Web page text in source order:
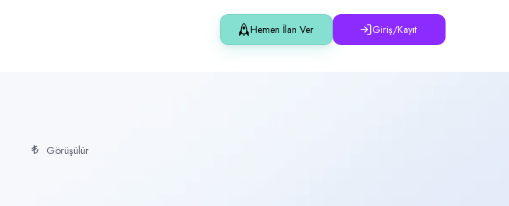
Hemen İlan Ver Giriş/Kayıt
Görüşülür